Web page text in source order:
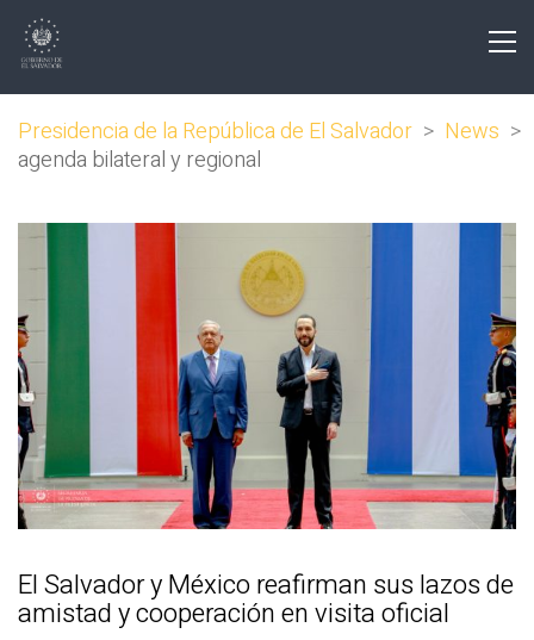
Presidencia de la República de El Salvador > News >
agenda bilateral y regional
El Salvador y México reafirman sus lazos de
amistad y cooperación en visita oficial